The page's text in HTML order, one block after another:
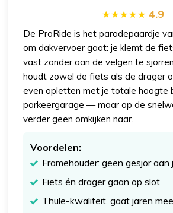
4.9
De ProRide is het paradepaardje
om dakvervoer gaat: je klemt de
vast zonder aan de velgen te
houdt zowel de fiets als de drager
even opletten met je totale hoogte
parkeergarage — maar op de
verder geen omkijken naar.
Voordelen:
Framehouder: geen gesjor aan
Fiets én drager gaan op slot
Thule-kwaliteit, gaat jaren mee